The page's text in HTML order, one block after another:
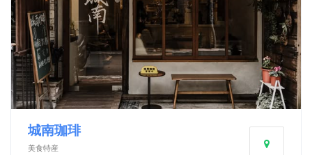
城南珈琲
美食特産